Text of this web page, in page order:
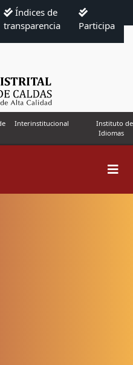
Índices de
transparencia
Participa
Interinstitucional
Instituto de
Idiomas